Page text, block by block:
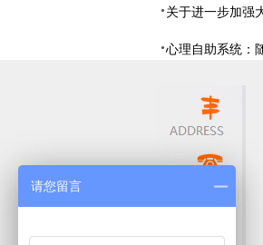
请您留言